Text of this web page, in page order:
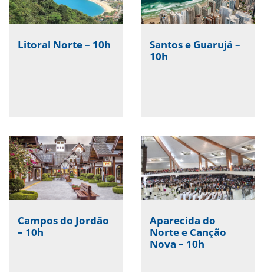
Litoral Norte – 10h
Santos e Guarujá –
10h
Campos do Jordão
– 10h
Aparecida do
Norte e Canção
Nova – 10h